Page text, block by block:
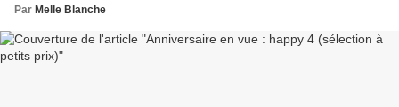
Par Melle Blanche